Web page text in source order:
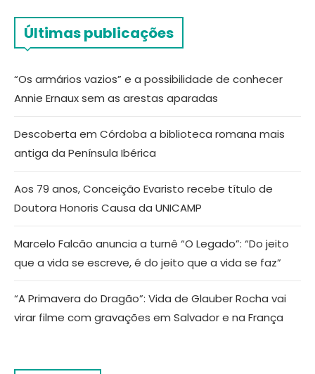
Últimas publicações
“Os armários vazios” e a possibilidade de conhecer
Annie Ernaux sem as arestas aparadas
Descoberta em Córdoba a biblioteca romana mais
antiga da Península Ibérica
Aos 79 anos, Conceição Evaristo recebe título de
Doutora Honoris Causa da UNICAMP
Marcelo Falcão anuncia a turnê “O Legado”: “Do jeito
que a vida se escreve, é do jeito que a vida se faz”
“A Primavera do Dragão”: Vida de Glauber Rocha vai
virar filme com gravações em Salvador e na França